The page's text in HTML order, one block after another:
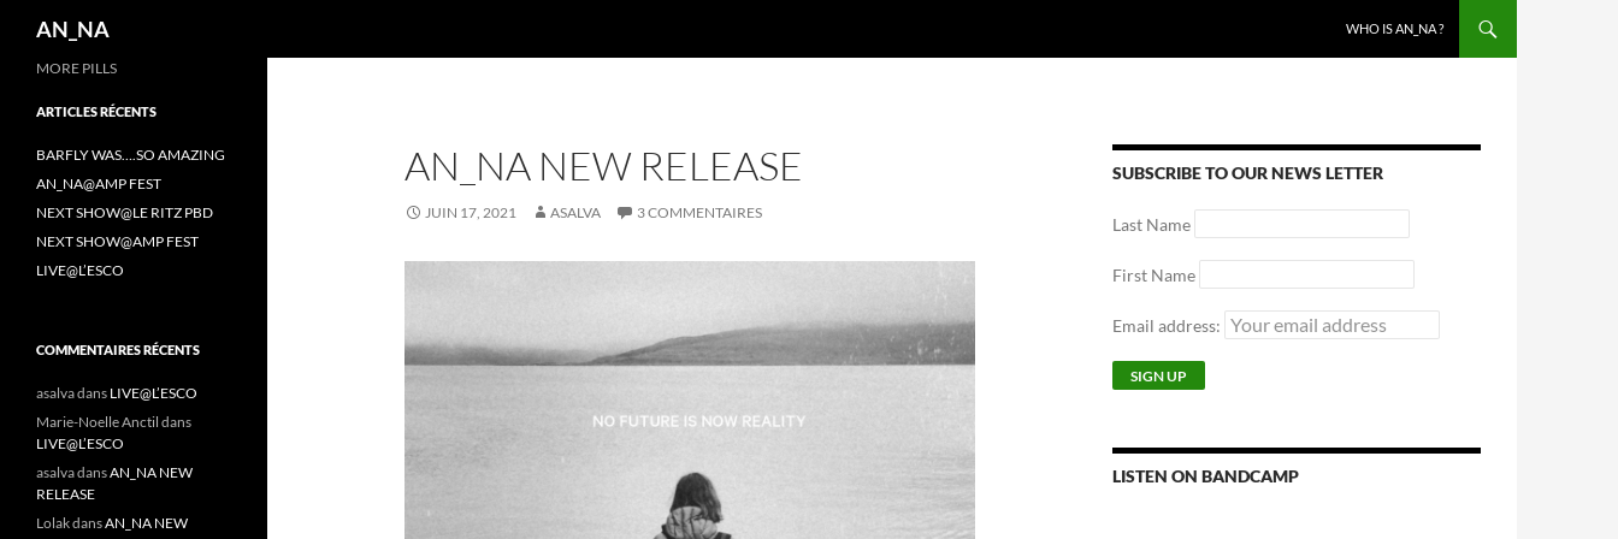
Aller
AN_NA WHO IS AN_NA ?
AN_NA NEW RELEASE
JUIN 17, 2021 ASALVA 3 COMMENTAIRES
SUBSCRIBE TO OUR NEWS LETTER
Last Name
First Name
Email address:
LISTEN ON BANDCAMP
MORE PILLS
ARTICLES RÉCENTS
BARFLY WAS….SO AMAZING
AN_NA@AMP FEST
NEXT SHOW@LE RITZ PBD
NEXT SHOW@AMP FEST
LIVE@L’ESCO
COMMENTAIRES RÉCENTS
asalvadans LIVE@L’ESCO
Marie-Noelle Anctil dans
LIVE@L’ESCO
asalvadansAN_NA NEW
RELEASE
LolakdansAN_NA NEW